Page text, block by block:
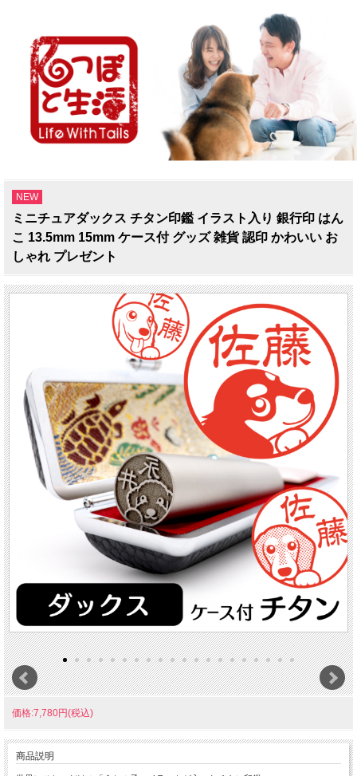
NEW
ミニチュアダックス チタン印鑑 イラスト入り 銀行印 はん
こ 13.5mm 15mm ケース付 グッズ 雑貨 認印 かわいい お
しゃれ プレゼント
価格:7,780円(税込)
商品説明